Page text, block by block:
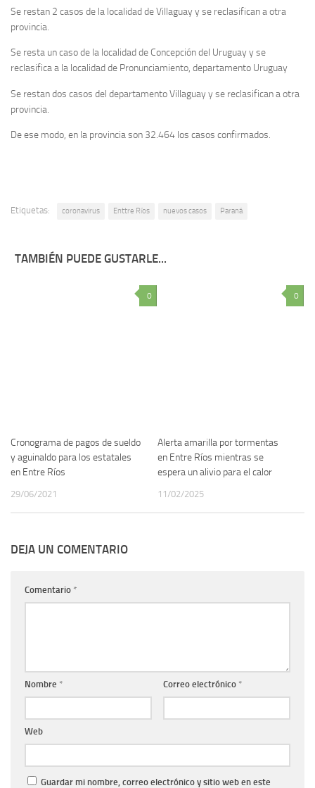
Se restan 2 casos de la localidad de Villaguay y se reclasifican a otra
provincia.
Se resta un caso de la localidad de Concepción del Uruguay y se
reclasifica a la localidad de Pronunciamiento, departamento Uruguay
Se restan dos casos del departamento Villaguay y se reclasifican a otra
provincia.
De ese modo, en la provincia son 32.464 los casos confirmados.
Etiquetas: coronavirus Enttre Ríos nuevos casos Paraná
TAMBIÉN PUEDE GUSTARLE...
0
Cronograma de pagos de sueldo
y aguinaldo para los estatales
en Entre Ríos
29/06/2021
0
Alerta amarilla por tormentas
en Entre Ríos mientras se
espera un alivio para el calor
11/02/2025
DEJA UN COMENTARIO
Comentario *
Nombre * Correo electrónico *
Web
Guardar mi nombre, correo electrónico y sitio web en este